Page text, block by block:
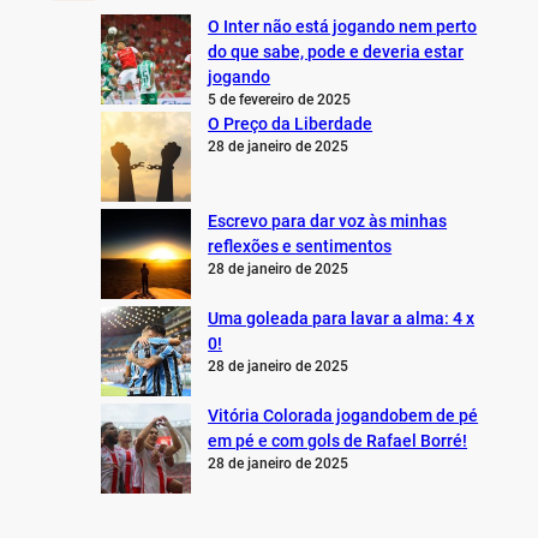
O Inter não está jogando nem perto
do que sabe, pode e deveria estar
jogando
5 de fevereiro de 2025
O Preço da Liberdade
28 de janeiro de 2025
Escrevo para dar voz às minhas
reflexões e sentimentos
28 de janeiro de 2025
Uma goleada para lavar a alma: 4 x
0!
28 de janeiro de 2025
Vitória Colorada jogandobem de pé
em pé e com gols de Rafael Borré!
28 de janeiro de 2025